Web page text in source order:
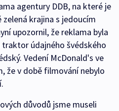
agentury DDB, na které je
krajina s jedoucím
upozornil, že reklama byla
traktor údajného švédského
Vedení McDonald's ve
že v době filmování nebylo
důvodů jsme museli